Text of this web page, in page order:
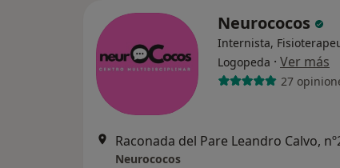
Neurococos
Internista,
Logopeda · Ver más
27
Neurococos